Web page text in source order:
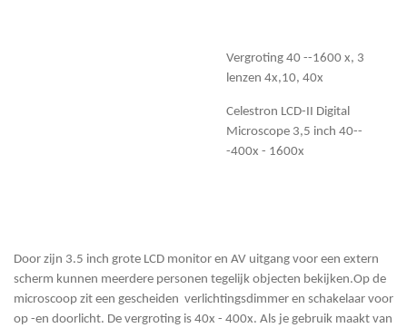
Vergroting 40 --1600 x, 3
lenzen 4x,10, 40x
Celestron LCD-II Digital
Microscope 3,5 inch 40--
-400x - 1600x
Door zijn 3.5 inch grote LCD monitor en AV uitgang voor een extern
scherm kunnen meerdere personen tegelijk objecten bekijken.Op de
microscoop zit een gescheiden verlichtingsdimmer en schakelaar voor
op -en doorlicht. De vergroting is 40x - 400x. Als je gebruik maakt van